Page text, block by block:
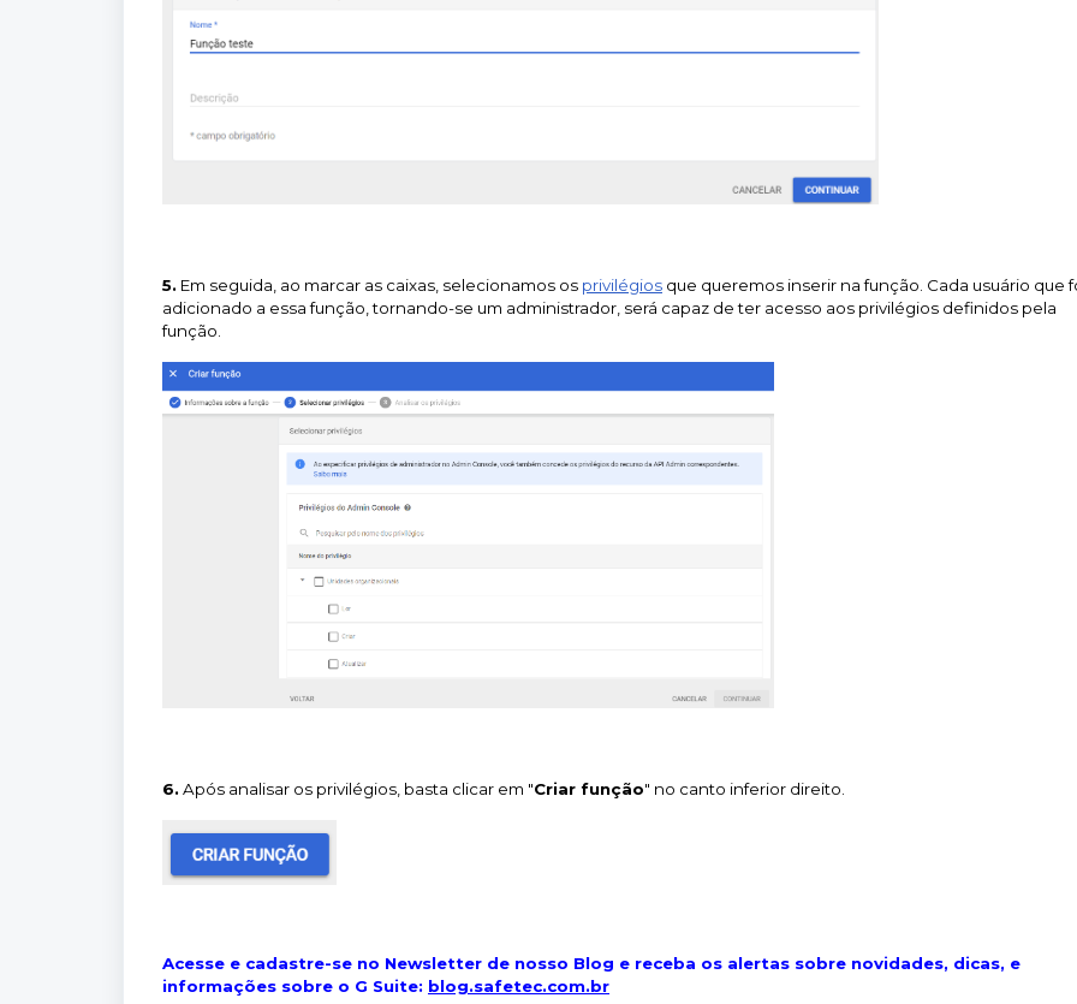
5. Em seguida, ao marcar as caixas, selecionamos os privilégios que queremos inserir na função. Cada usuário que
adicionado a essa função, tornando-se um administrador, será capaz de ter acesso aos privilégios definidos pela
função.
6. Após analisar os privilégios, basta clicar em "Criar função" no canto inferior direito.
Acesse e cadastre-se no Newsletter de nosso Blog e receba os alertas sobre novidades, dicas, e
informações sobre o G Suite: blog.safetec.com.br